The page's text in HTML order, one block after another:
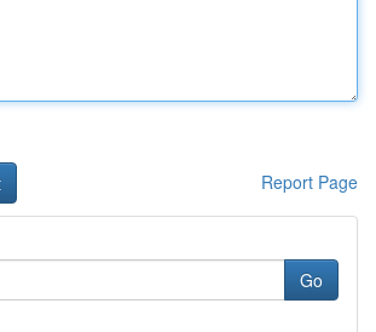
Report Page
Go